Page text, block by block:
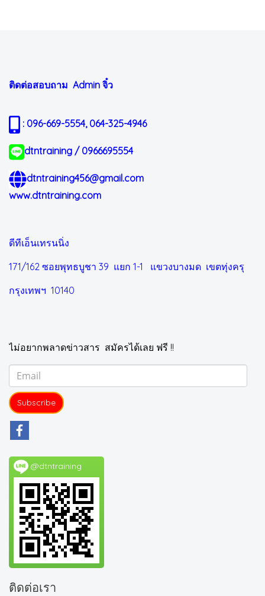
ติดต่อสอบถาม Admin จิ๋ว
: 096-669-5554, 064-325-4946
dtntraining / 0966695554
dtntraining456@gmail.com
www.dtntraining.com
ดีทีเอ็นเทรนนิ่ง
171/162 ซอยพุทธบูชา 39 แยก 1-1 แขวงบางมด เขตทุ่งครุ
กรุงเทพฯ 10140
ไม่อยากพลาดข่าวสาร สมัครได้เลย ฟรี !!
Subscribe
@dtntraining
ติดต่อเรา